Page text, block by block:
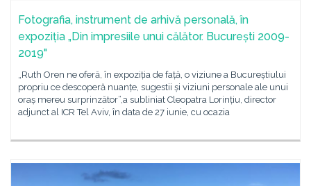
Fotografia, instrument de arhivă personală, în
expoziția „Din impresiile unui călător. București 2009-
2019"
„Ruth Oren ne oferă, în expoziția de față, o viziune a Bucureștiului
propriu ce descoperă nuanțe, sugestii și viziuni personale ale unui
oraș mereu surprinzător”,a subliniat Cleopatra Lorințiu, director
adjunct al ICR Tel Aviv, în data de 27 iunie, cu ocazia